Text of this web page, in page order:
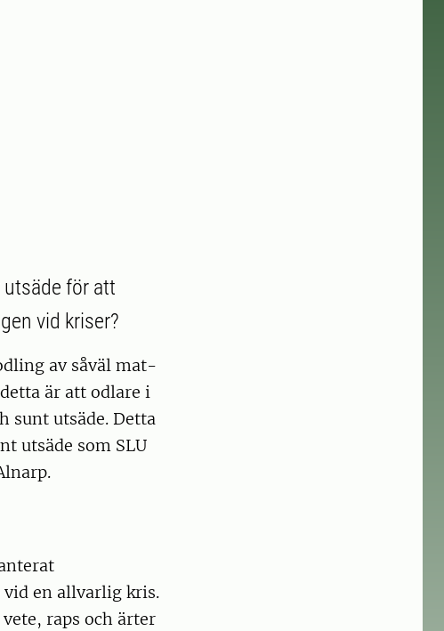
för att
vid kriser?
av såväl mat-
är att odlare i
sunt utsäde. Detta
utsäde som SLU
vid en allvarlig kris.
raps och ärter